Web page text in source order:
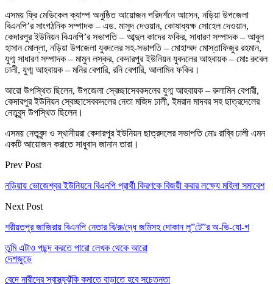
এসময় ফ্রি মেডিকেল ক্যাম্প অনুষ্ঠিত আয়োজন পরিদর্শনে আসেন, নড়িয়া উপজেলা
বিএনপি’র সাংগঠনিক সম্পাদক – এড. মাসুদ দেওয়ান, কোষাধ্যক্ষ সোহেল দেওয়ান,
কেদারপুর ইউনিয়ন বিএনপি’র সভাপতি – আব্দুল কাদের ফকির, সাধারণ সম্পাদক – আবুল
হাসান মোল্লা, নড়িয়া উপজেলা যুবদলের সহ-সভাপতি – মোহাম্মদ মোস্তাফিজুর রহমান,
যুগ্ম সাধারণ সম্পাদক – মামুন লস্কর, কেদারপুর ইউনিয়ন যুবদলের আহবায়ক – মোঃ রুবেল
ঢালী, যুগ্ম আহবায়ক – মনির বেপারি, রনি বেপারি, আলামিন ফকির।
আরো উপস্থিত ছিলেন, উপজেলা স্বেচ্ছাসেবকদলের যুগ্ম আহবায়ক – রুলামিন বেপারী,
কেদারপুর ইউনিয়ন স্বেচ্ছাসেবকদলের নেতা মজিদ ঢালী, ইমরান মাদবর সহ ছাত্রদেলের
নেতৃবৃন্দ উপস্থিত ছিলেন।
এসময় নেতৃবৃন্দ ও স্থানীয়রা কেদারপুর ইউনিয়ন ছাত্রদলের সভাপতি মোঃ রাব্বি ঢালী এমন
একটি আয়োজন করাতে সাধুবাদ জানান তারা।
Prev Post
নড়িয়ায় ভোজেশ্বর ইউনিয়নে বিএনপি প্রার্থী কিরণকে বিজয়ী করার লক্ষ্যে মহিলা সমাবেশ
Next Post
শরীয়তপুর জাজিরায় বিএনপি নেতার বি/রু/দ্ধে জমিসহ দোকান লু”টে”র অ-ভি-যো-গ
তুমি এটাও পছন্দ করতে পারো লেখক থেকে আরো
দেশজুড়ে
বেদে নারীদের স্বাস্থ্যঝুঁকি কমাতে বাড়াতে হবে সচেতনতা